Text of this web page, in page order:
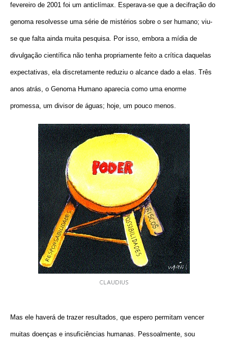
fevereiro de 2001 foi um anticlímax. Esperava-se que a decifração do
genoma resolvesse uma série de mistérios sobre o ser humano; viu-
se que falta ainda muita pesquisa. Por isso, embora a mídia de
divulgação científica não tenha propriamente feito a crítica daquelas
expectativas, ela discretamente reduziu o alcance dado a elas. Três
anos atrás, o Genoma Humano aparecia como uma enorme
promessa, um divisor de águas; hoje, um pouco menos.
CLAUDIUS
Mas ele haverá de trazer resultados, que espero permitam vencer
muitas doenças e insuficiências humanas. Pessoalmente, sou